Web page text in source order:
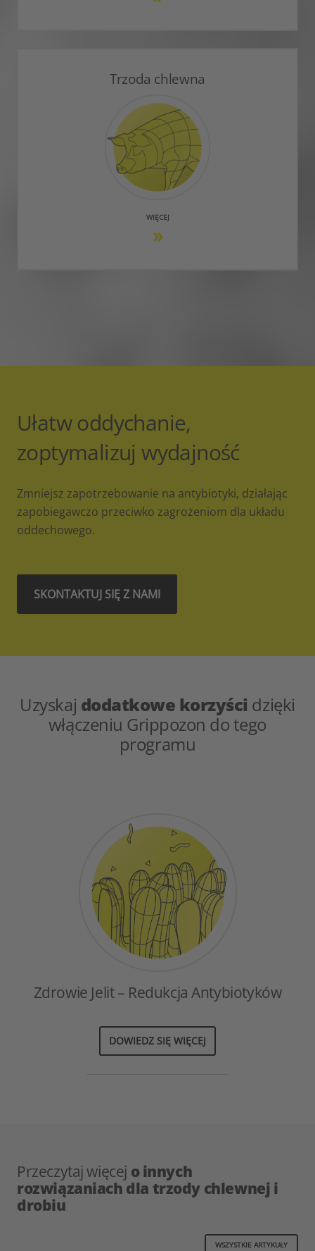
Trzoda chlewna
WIĘCEJ
Ułatw oddychanie,
zoptymalizuj wydajność
Zmniejsz zapotrzebowanie na antybiotyki, działając
zapobiegawczo przeciwko zagrożeniom dla układu
oddechowego.
SKONTAKTUJ SIĘ Z NAMI
Uzyskaj dodatkowe korzyści dzięki
włączeniu Grippozon do tego
programu
Zdrowie Jelit – Redukcja Antybiotyków
DOWIEDZ SIĘ WIĘCEJ
Przeczytaj więcej o innych
rozwiązaniach dla trzody chlewnej i
drobiu
WSZYSTKIE ARTYKUŁY